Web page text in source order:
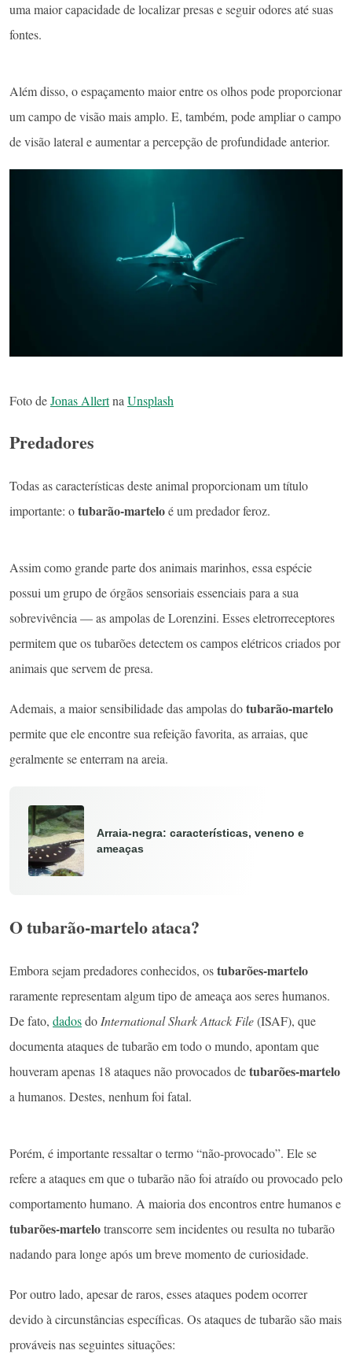
uma maior capacidade de localizar presas e seguir odores até suas
fontes.
Além disso, o espaçamento maior entre os olhos pode proporcionar
um campo de visão mais amplo. E, também, pode ampliar o campo
de visão lateral e aumentar a percepção de profundidade anterior.
Foto deJonas AllertnaUnsplash
Predadores
Todas as características deste animal proporcionam um título
importante: otubarão-marteloé um predador feroz.
Assim como grande parte dos animais marinhos, essa espécie
possui um grupo de órgãos sensoriais essenciais para a sua
sobrevivência — as ampolas de Lorenzini. Esses eletrorreceptores
permitem que os tubarões detectem os campos elétricos criados por
animais que servem de presa.
Ademais, a maior sensibilidade das ampolas dotubarão-martelo
permite que ele encontre sua refeição favorita, as arraias, que
geralmente se enterram na areia.
Arraia-negra: características, veneno e
ameaças
O tubarão-martelo ataca?
Embora sejam predadores conhecidos, ostubarões-martelo
raramente representam algum tipo de ameaça aos seres humanos.
De fato, dadosdo International Shark Attack File(ISAF), que
documenta ataques de tubarão em todo o mundo, apontam que
houveram apenas 18 ataques não provocados detubarões-martelo
a humanos. Destes, nenhum foi fatal.
Porém, é importante ressaltar o termo “não-provocado”. Ele se
refere a ataques em que o tubarão não foi atraído ou provocado pelo
comportamento humano. A maioria dos encontros entre humanos e
tubarões-martelotranscorre sem incidentes ou resulta no tubarão
nadando para longe após um breve momento de curiosidade.
Por outro lado, apesar de raros, esses ataques podem ocorrer
devido à circunstâncias específicas. Os ataques de tubarão são mais
prováveis ​​nas seguintes situações: